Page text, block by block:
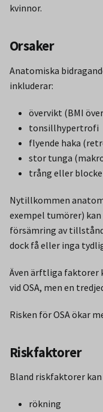
kvinnor.
Orsaker
Anatomiska
inkluderar:
övervikt (BMI
tonsillhypertrofi
flyende haka
stor tunga
trång eller
Nytillkommen
exempel tumörer)
försämring av
dock få eller inga
Även ärftliga faktorer
vid OSA, men en
Risken för OSA ökar
Riskfaktorer
Bland riskfaktorer kan
rökning